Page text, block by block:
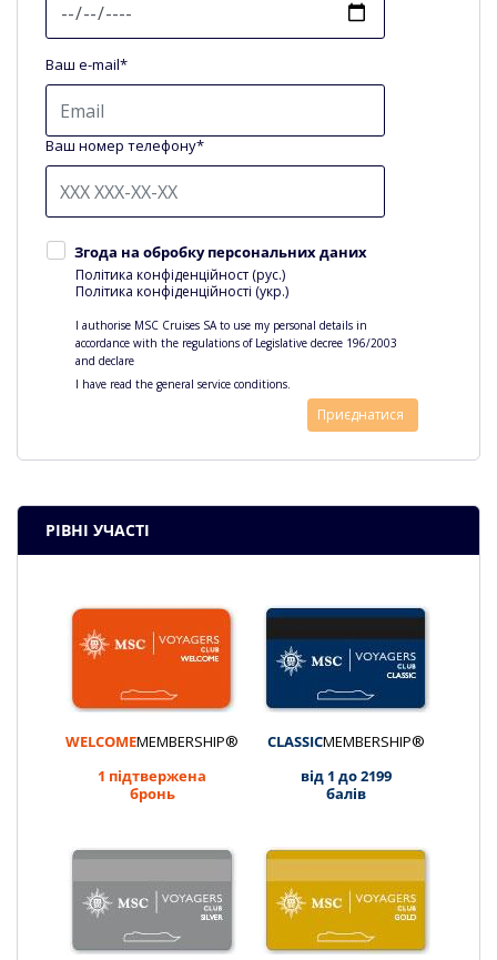
Ваш e-mail*
Ваш номер телефону*
Згода на обробку персональних даних
Політика конфіденційност (рус.)
Політика конфіденційності (укр.)
I authorise MSC Cruises SA to use my personal details in
accordance with the regulations of Legislative decree 196/2003
and declare
I have read the general service conditions.
Приєднатися
РІВНІ УЧАСТІ
WELCOMEMEMBERSHIP®
1 підтвержена
бронь
CLASSICMEMBERSHIP®
від 1 до 2199
балів